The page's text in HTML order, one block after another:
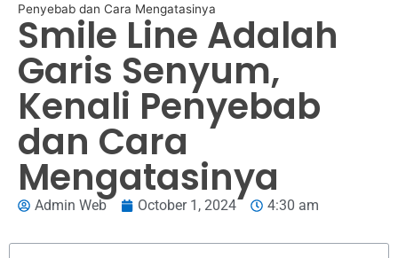
Penyebab dan Cara Mengatasinya
Smile Line Adalah
Garis Senyum,
Kenali Penyebab
dan Cara
Mengatasinya
Admin Web October 1, 2024 4:30 am